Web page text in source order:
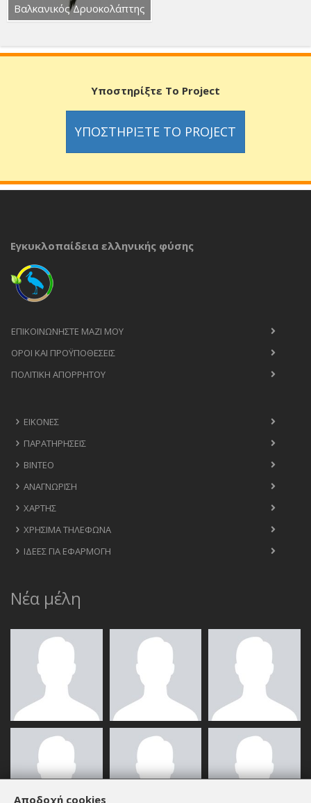
Βαλκανικός Δρυοκολάπτης
Υποστηρίξτε Το Project
ΥΠΟΣΤΗΡΊΞΤΕ ΤΟ PROJECT
Εγκυκλοπαίδεια ελληνικής φύσης
ΕΠΙΚΟΙΝΩΝΉΣΤΕ ΜΑΖΊ ΜΟΥ
ΟΡΟΙ ΚΑΙ ΠΡΟΫΠΟΘΈΣΕΙΣ
ΠΟΛΙΤΙΚΉ ΑΠΟΡΡΉΤΟΥ
ΕΙΚΌΝΕΣ
ΠΑΡΑΤΗΡΉΣΕΙΣ
ΒΊΝΤΕΟ
ΑΝΑΓΝΏΡΙΣΗ
ΧΆΡΤΗΣ
ΧΡΉΣΙΜΑ ΤΗΛΈΦΩΝΑ
ΙΔΈΕΣ ΓΙΑ ΕΦΑΡΜΟΓΉ
Νέα μέλη
Αποδοχή cookies